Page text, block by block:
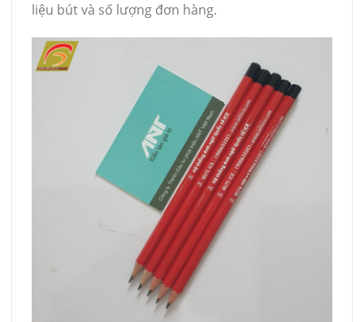
liệu bút và số lượng đơn hàng.